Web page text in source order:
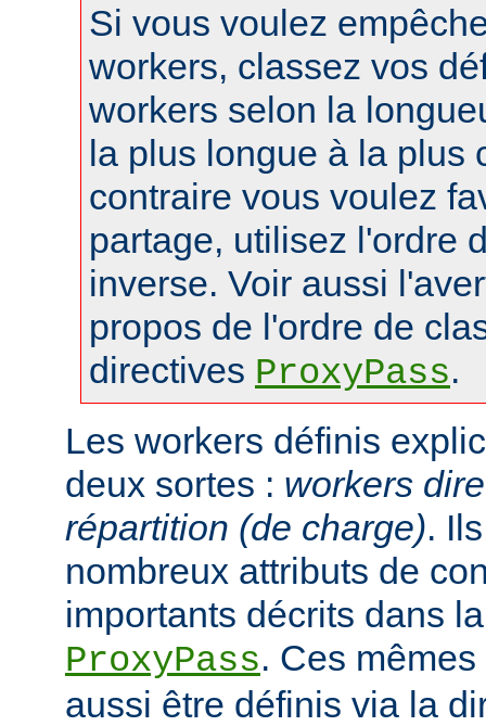
Si vous voulez
workers, classez vos
workers selon la
la plus longue à la plus
contraire vous voulez
partage, utilisez l'ordre
inverse. Voir aussi
propos de l'ordre de
directives ProxyPass.
Les workers définis
deux sortes : workers
répartition (de charge).
nombreux attributs de
importants décrits dans
ProxyPass. Ces
aussi être définis via la